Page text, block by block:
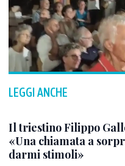
LEGGI ANCHE
Il triestino Filippo
«Una chiamata a
darmi stimoli»